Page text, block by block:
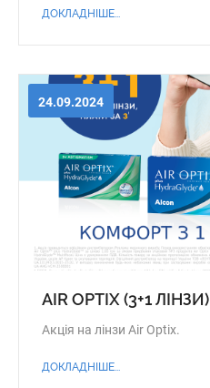
ДОКЛАДНІШЕ...
24.09.2024
AIR OPTIX (3+1 ЛІНЗИ)
Акція на лінзи Air Optix.
ДОКЛАДНІШЕ...